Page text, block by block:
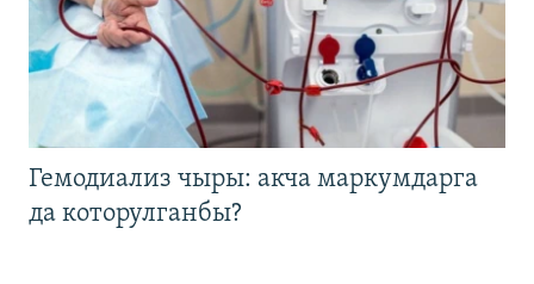
Гемодиализ чыры: акча маркумдарга
да которулганбы?